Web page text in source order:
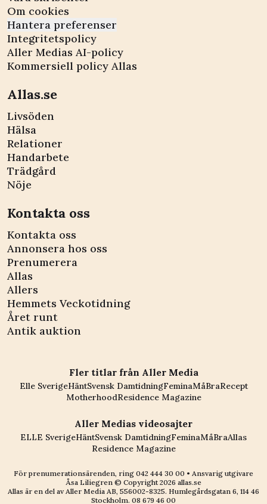
Om cookies
Hantera preferenser
Integritetspolicy
Aller Medias AI-policy
Kommersiell policy Allas
Allas.se
Livsöden
Hälsa
Relationer
Handarbete
Trädgård
Nöje
Kontakta oss
Kontakta oss
Annonsera hos oss
Prenumerera
Allas
Allers
Hemmets Veckotidning
Året runt
Antik auktion
Fler titlar från Aller Media
Elle SverigeHäntSvensk DamtidningFeminaMåBraRecept
MotherhoodResidence Magazine
Aller Medias videosajter
ELLE SverigeHäntSvensk DamtidningFeminaMåBraAllas
Residence Magazine
För prenumerationsärenden, ring 042 444 30 00 • Ansvarig utgivare
Åsa Liliegren © Copyright2026 allas.se
Allas är en del av Aller Media AB, 556002-8325. Humlegårdsgatan 6, 114 46
Stockholm. 08 679 46 00